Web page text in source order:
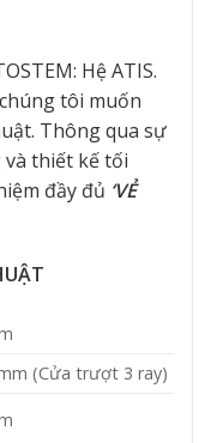
Hệ ATIS.
tôi muốn
Thông qua sự
và thiết kế tối
đầy đủ ‘VẺ
(Cửa trượt 3 ray)